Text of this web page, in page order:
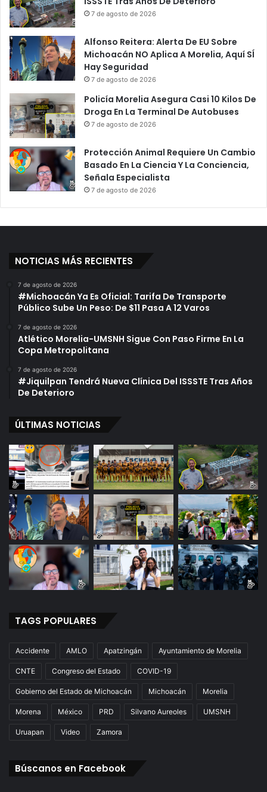
7 de agosto de 2026
Alfonso Reitera: Alerta De EU Sobre
Michoacán NO Aplica A Morelia, Aquí SÍ
Hay Seguridad
7 de agosto de 2026
Policía Morelia Asegura Casi 10 Kilos De
Droga En La Terminal De Autobuses
7 de agosto de 2026
Protección Animal Requiere Un Cambio
Basado En La Ciencia Y La Conciencia,
Señala Especialista
7 de agosto de 2026
NOTICIAS MÁS RECIENTES
7 de agosto de 2026
#Michoacán Ya Es Oficial: Tarifa De Transporte
Público Sube Un Peso: De $11 Pasa A 12 Varos
7 de agosto de 2026
Atlético Morelia-UMSNH Sigue Con Paso Firme En La
Copa Metropolitana
7 de agosto de 2026
#Jiquilpan Tendrá Nueva Clínica Del ISSSTE Tras Años
De Deterioro
ÚLTIMAS NOTICIAS
TAGS POPULARES
Accidente AMLO Apatzingán Ayuntamiento de Morelia
CNTE Congreso del Estado COVID-19
Gobierno del Estado de Michoacán Michoacán Morelia
Morena México PRD Silvano Aureoles UMSNH
Uruapan Video Zamora
Búscanos en Facebook